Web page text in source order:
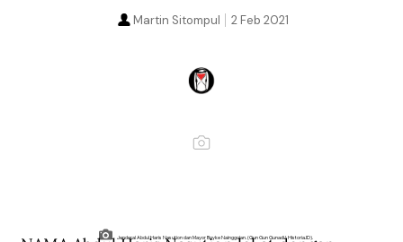
2 Feb 2021
Martin Sitompul
Jenderal Abdul Haris Nasution dan Mayor Boyke Nainggolan. (Gun Gun Gunadi/ Historia.ID).